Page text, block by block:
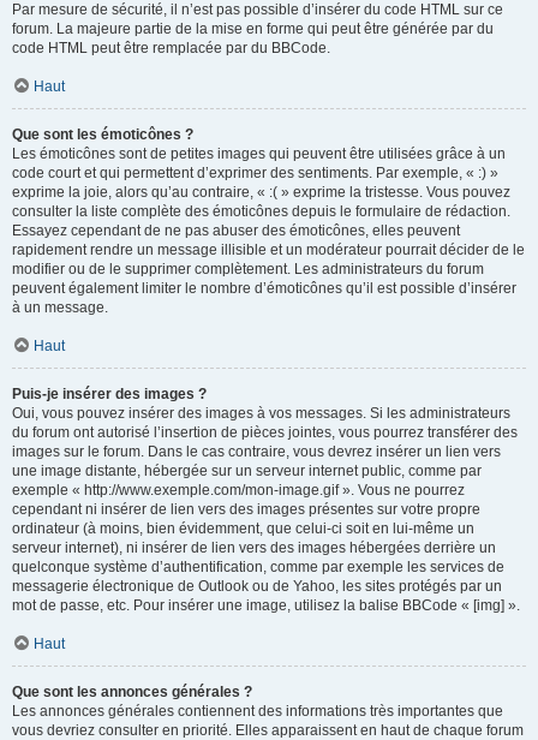
Par mesure de sécurité, il n’est pas possible d’insérer du code HTML sur ce
forum. La majeure partie de la mise en forme qui peut être générée par du
code HTML peut être remplacée par du BBCode.
Haut
Que sont les émoticônes ?
Les émoticônes sont de petites images qui peuvent être utilisées grâce à un
code court et qui permettent d’exprimer des sentiments. Par exemple, « :) »
exprime la joie, alors qu’au contraire, « :( » exprime la tristesse. Vous pouvez
consulter la liste complète des émoticônes depuis le formulaire de rédaction.
Essayez cependant de ne pas abuser des émoticônes, elles peuvent
rapidement rendre un message illisible et un modérateur pourrait décider de le
modifier ou de le supprimer complètement. Les administrateurs du forum
peuvent également limiter le nombre d’émoticônes qu’il est possible d’insérer
à un message.
Haut
Puis-je insérer des images ?
Oui, vous pouvez insérer des images à vos messages. Si les administrateurs
du forum ont autorisé l’insertion de pièces jointes, vous pourrez transférer des
images sur le forum. Dans le cas contraire, vous devrez insérer un lien vers
une image distante, hébergée sur un serveur internet public, comme par
exemple « http://www.exemple.com/mon-image.gif ». Vous ne pourrez
cependant ni insérer de lien vers des images présentes sur votre propre
ordinateur (à moins, bien évidemment, que celui-ci soit en lui-même un
serveur internet), ni insérer de lien vers des images hébergées derrière un
quelconque système d’authentification, comme par exemple les services de
messagerie électronique de Outlook ou de Yahoo, les sites protégés par un
mot de passe, etc. Pour insérer une image, utilisez la balise BBCode « [img] ».
Haut
Que sont les annonces générales ?
Les annonces générales contiennent des informations très importantes que
vous devriez consulter en priorité. Elles apparaissent en haut de chaque forum